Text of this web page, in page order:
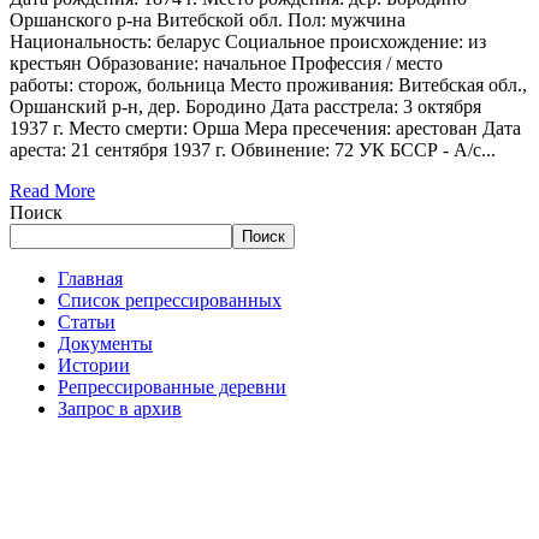
Оршанского р-на Витебской обл. Пол: мужчина
Национальность: беларус Социальное происхождение: из
крестьян Образование: начальное Профессия / место
работы: сторож, больница Место проживания: Витебская обл.,
Оршанский р-н, дер. Бородино Дата расстрела: 3 октября
1937 г. Место смерти: Орша Мера пресечения: арестован Дата
ареста: 21 сентября 1937 г. Обвинение: 72 УК БССР - А/с...
Read More
Поиск
Поиск
Главная
Список репрессированных
Статьи
Документы
Истории
Репрессированные деревни
Запрос в архив